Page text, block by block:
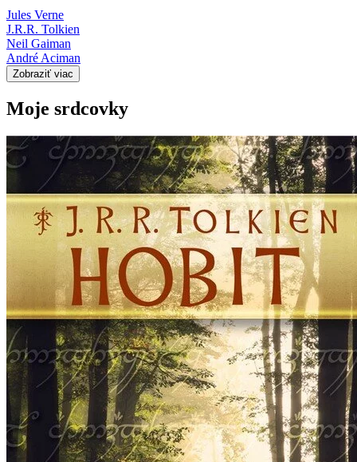
Jules Verne
J.R.R. Tolkien
Neil Gaiman
André Aciman
Zobraziť viac
Moje srdcovky